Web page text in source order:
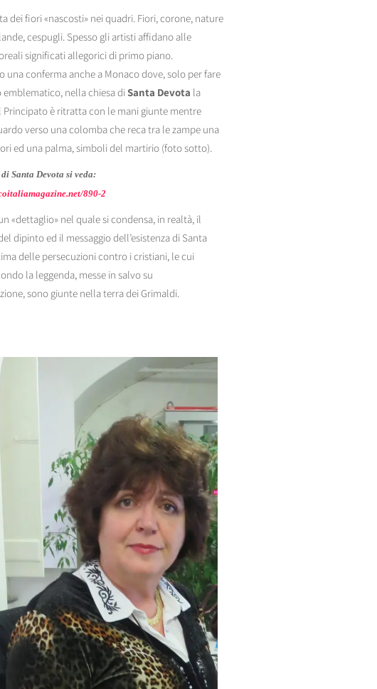
dei fiori «nascosti» nei quadri. Fiori, corone, nature
cespugli. Spesso gli artisti affidano alle
significati allegorici di primo piano.
una conferma anche a Monaco dove, solo per fare
emblematico, nella chiesa diSanta Devota la
Principato è ritratta con le mani giunte mentre
verso una colomba che reca tra le zampe una
ed una palma, simboli del martirio (foto sotto).
Santa Devota si veda:
890-2
«dettaglio» nel quale si condensa, in realtà, il
dipinto ed il messaggio dell’esistenza di Santa
delle persecuzioni contro i cristiani, le cui
la leggenda, messe in salvo su
sono giunte nella terra dei Grimaldi.